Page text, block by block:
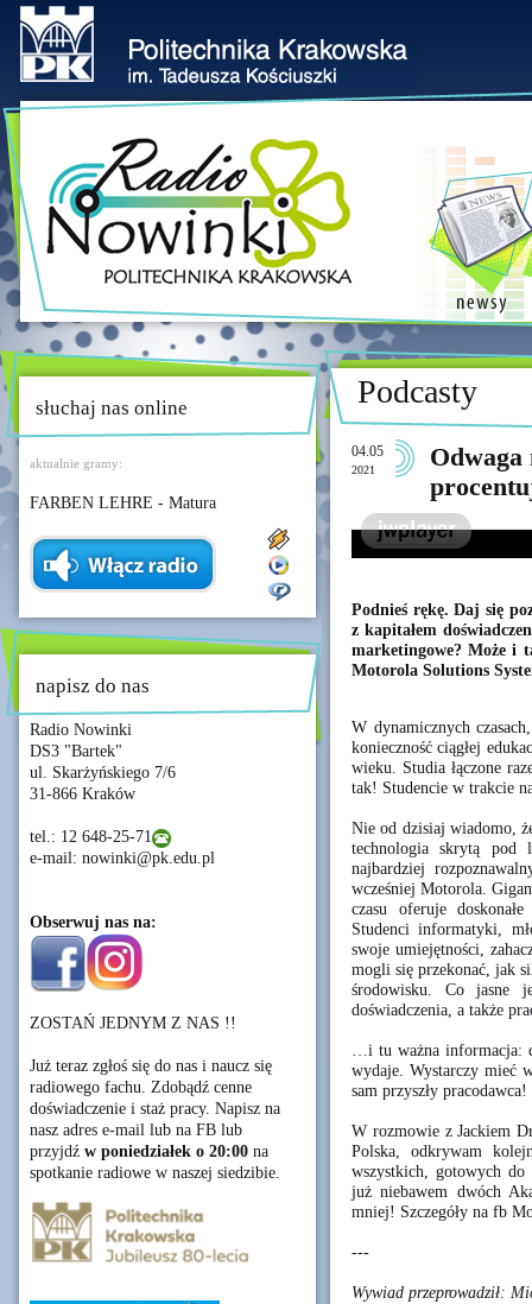
słuchaj nas online
aktualnie gramy:
FARBEN LEHRE - Matura
napisz do nas
Radio Nowinki
DS3 "Bartek"
ul. Skarżyńskiego 7/6
31-866 Kraków
tel.: 12 648-25-71
e-mail: nowinki@pk.edu.pl
Obserwuj nas na:
ZOSTAŃ JEDNYM Z NAS !!
Już teraz zgłoś się do nas i naucz się
radiowego fachu. Zdobądź cenne
doświadczenie i staż pracy. Napisz na
nasz adres e-mail lub na FB lub
przyjdź w poniedziałek o 20:00 na
spotkanie radiowe w naszej siedzibie.
Podcasty
04.05
2021
Podnieś rękę. Daj się
z kapitałem
marketingowe? Może i
Motorola Solutions
W dynamicznych
konieczność ciągłej
wieku. Studia łączone
tak! Studencie w trakcie
Nie od dzisiaj wiadomo,
technologia skrytą pod
najbardziej
wcześniej Motorola.
czasu oferuje
Studenci informatyki,
swoje umiejętności,
mogli się przekonać, jak
środowisku. Co jasne
doświadczenia, a także
…i tu ważna informacja:
wydaje. Wystarczy mieć
sam przyszły
W rozmowie z Jackiem
Polska, odkrywam
wszystkich, gotowych do
już niebawem dwóch
mniej! Szczegóły na fb
---
Wywiad przeprowadził: